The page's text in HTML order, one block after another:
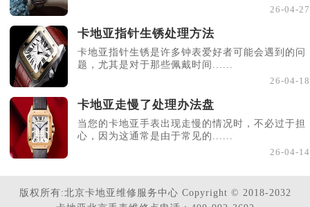
26-04-27
卡地亚指针生锈处理方法
卡地亚指针生锈是许多钟表爱好者可能会遇到的问
题，尤其是对于那些佩戴时间......
26-04-18
卡地亚走慢了处理办法盘
当您的卡地亚手表出现走慢的情况时，不必过于担
心，因为这通常是由于常见的......
26-04-14
版权所有:北京卡地亚维修服务中心 Copyright © 2018-2032